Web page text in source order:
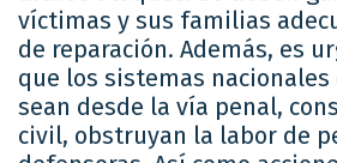
víctimas y sus familias
de reparación. Además, es
que los sistemas
sean desde la vía penal,
civil, obstruyan la labor de